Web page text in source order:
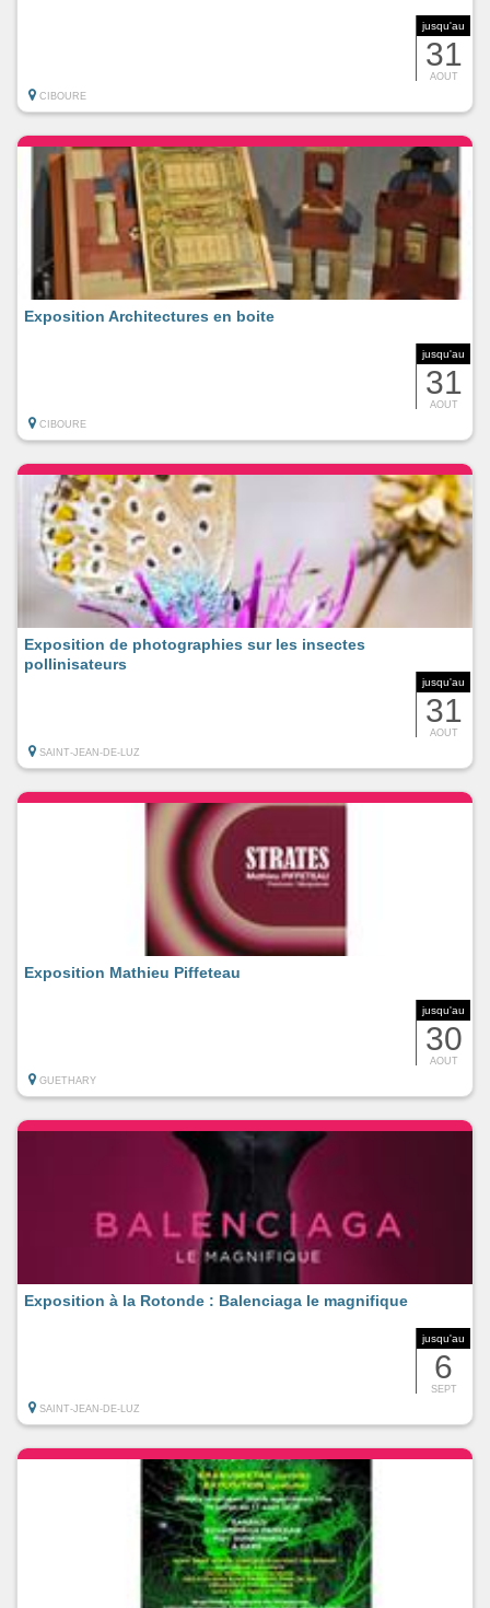
jusqu'au
31
AOUT
CIBOURE
jusqu'au
31
AOUT
Exposition Architectures en boite
CIBOURE
jusqu'au
31
AOUT
Exposition de photographies sur les insectes
pollinisateurs
SAINT-JEAN-DE-LUZ
jusqu'au
30
AOUT
Exposition Mathieu Piffeteau
GUETHARY
jusqu'au
6
SEPT
Exposition à la Rotonde : Balenciaga le magnifique
SAINT-JEAN-DE-LUZ